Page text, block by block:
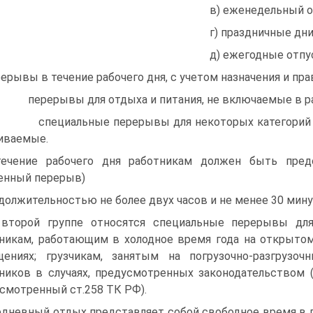
в) еженедельный
г) праздничные
д) ежегодные
в течение рабочего дня, с учетом назначения и
для отдыха и питания, не включаемые в
перерывы для некоторых категорий
рабочего дня работникам должен быть
перерыв)
не более двух часов и не менее 30
группе относятся специальные перерывы
работающим в холодное время года на
грузчикам, занятым на погрузочно-
в случаях, предусмотренных
ст.258 ТК РФ).